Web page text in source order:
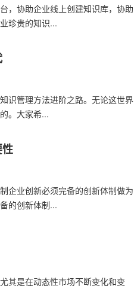
，协助企业线上创建知识库，协助
珍贵的知识...
识管理方法进阶之路。无论这世界
。大家希...
企业创新必须完备的创新体制做为
的创新体制...
其是在动态性市场不断变化和变